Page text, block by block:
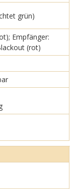
grün)
Empfänger:
(rot)